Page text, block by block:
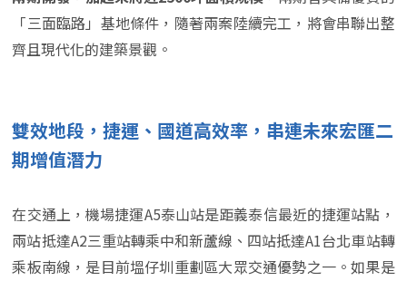
「三面臨路」基地條件，隨著兩案陸續完工，將會串聯出整
齊且現代化的建築景觀。
雙效地段，捷運、國道高效率，串連未來宏匯二
期增值潛力
在交通上，機場捷運A5泰山站是距義泰信最近的捷運站點，
兩站抵達A2三重站轉乘中和新蘆線、四站抵達A1台北車站轉
乘板南線，是目前塭仔圳重劃區大眾交通優勢之一。如果是